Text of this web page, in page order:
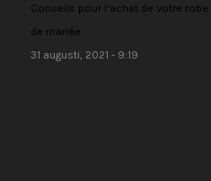
Conseils pour l'achat de votre robe
de mariée
31 augusti, 2021 - 9:19